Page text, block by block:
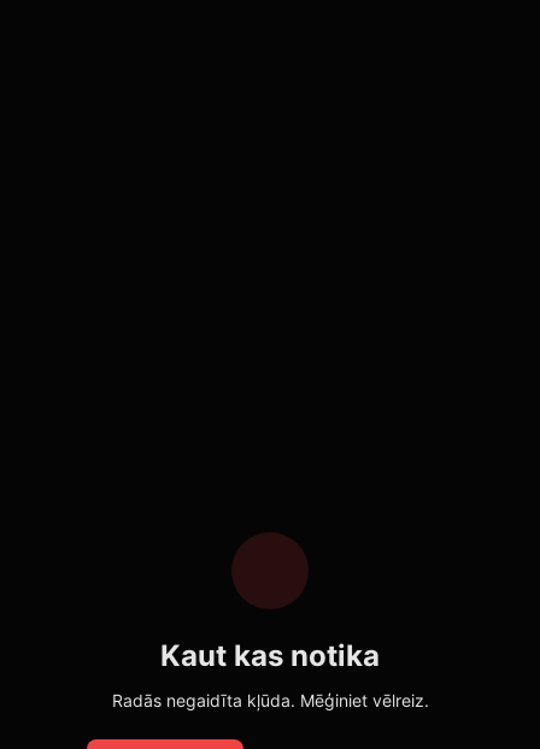
Kaut kas notika
Radās negaidīta kļūda. Mēģiniet vēlreiz.